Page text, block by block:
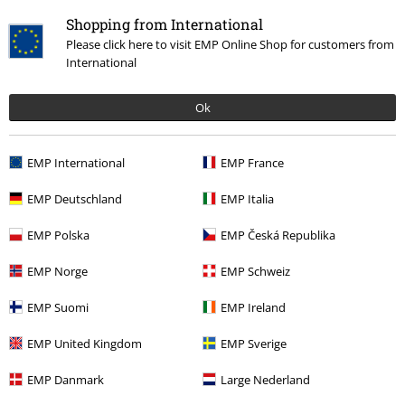
Shopping from International
Please click here to visit EMP Online Shop for customers from
International
Ok
EMP International EMP France
EMP Deutschland EMP Italia
EMP Polska EMP Česká Republika
EMP Norge EMP Schweiz
EMP Suomi EMP Ireland
EMP United Kingdom EMP Sverige
EMP Danmark Large Nederland
899:-